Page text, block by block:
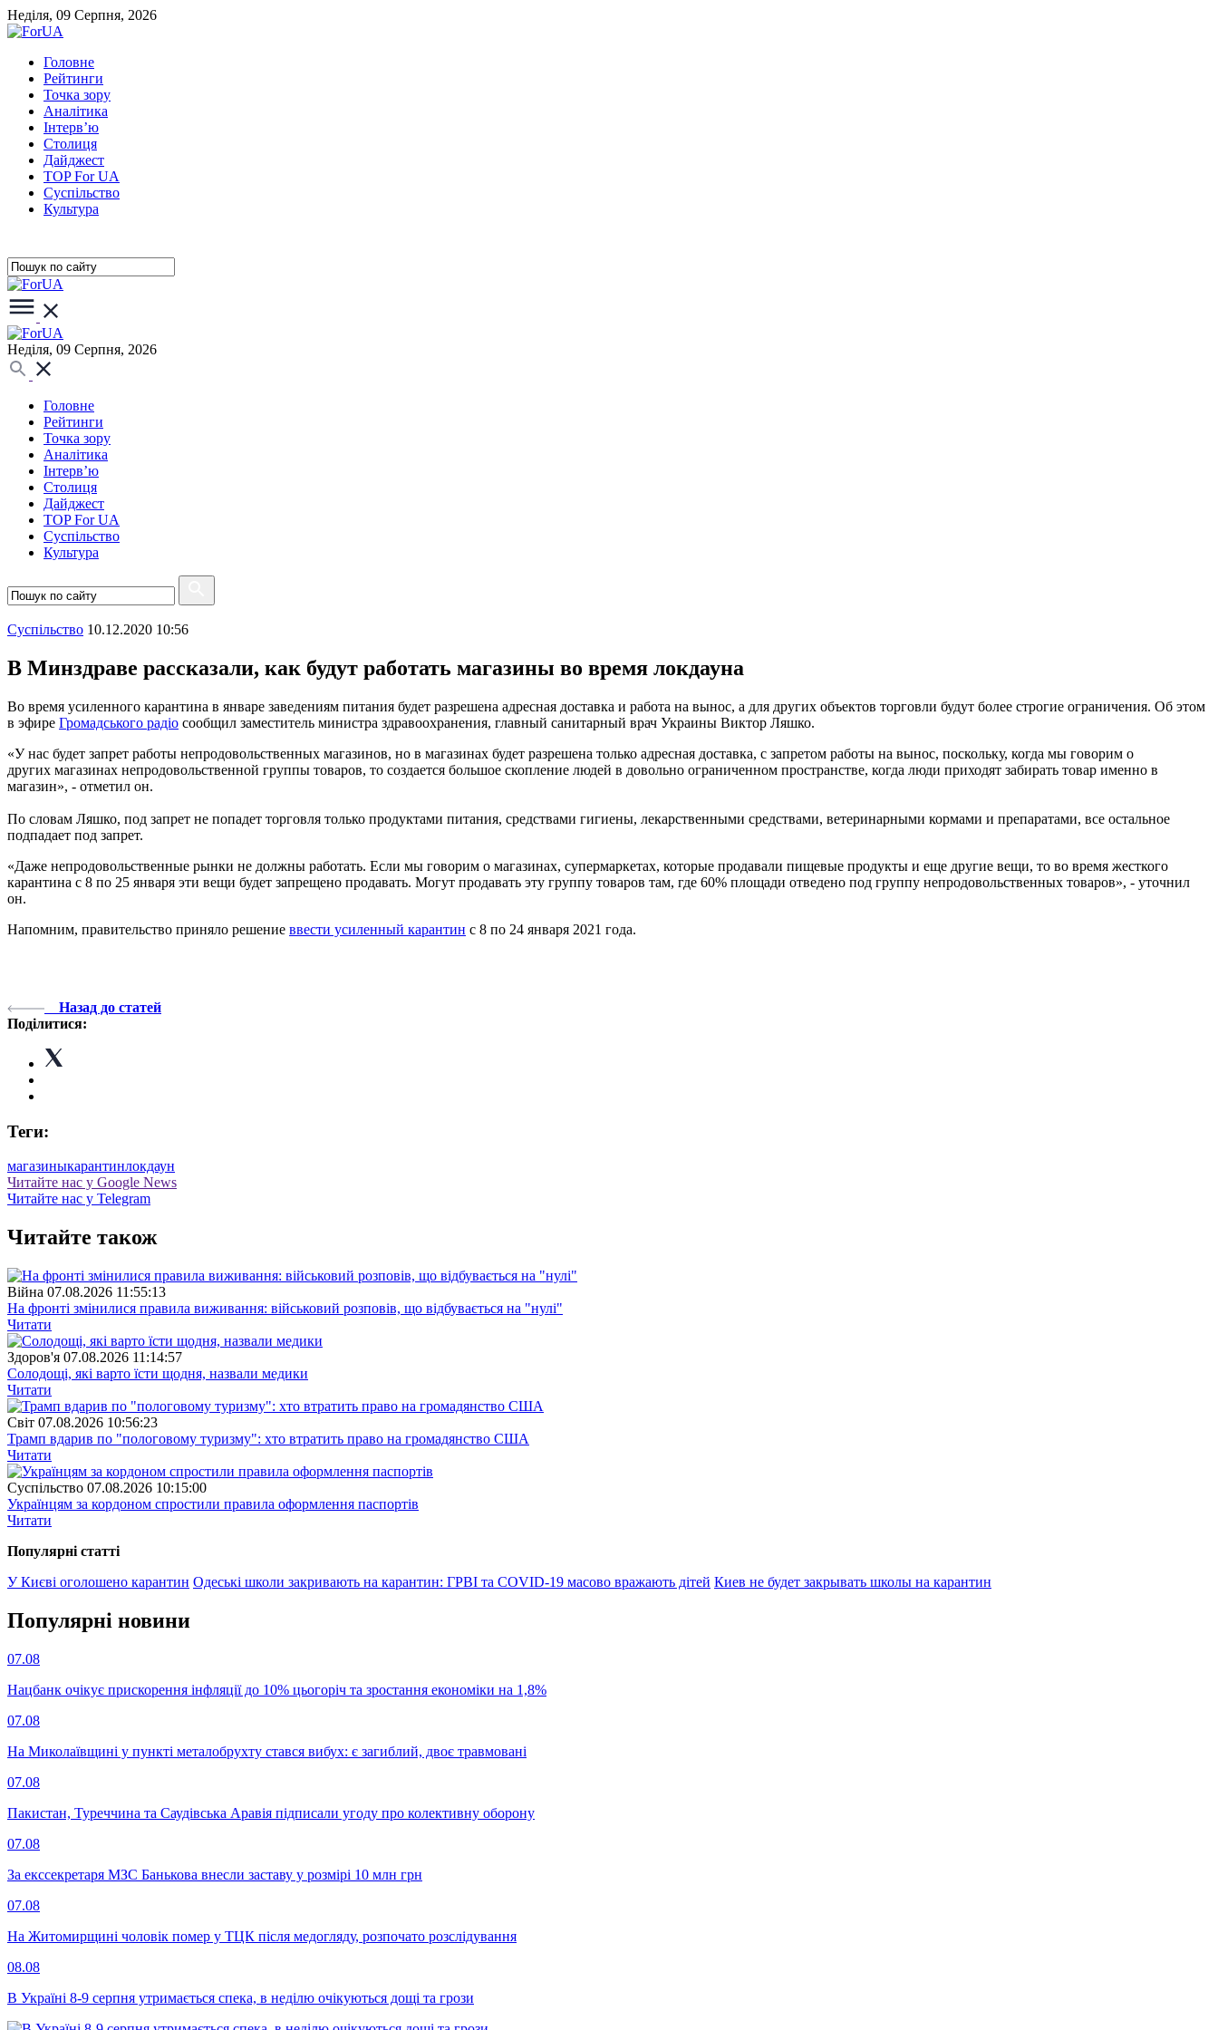
Неділя, 09 Серпня, 2026
Головне
Рейтинги
Точка зору
Аналітика
Інтерв’ю
Столиця
Дайджест
TOP For UA
Суспiльство
Культура
Неділя, 09 Серпня, 2026
Головне
Рейтинги
Точка зору
Аналітика
Інтерв’ю
Столиця
Дайджест
TOP For UA
Суспiльство
Культура
Суспiльство 10.12.2020 10:56
В Минздраве рассказали, как будут работать магазины во время локдауна
Во время усиленного карантина в январе заведениям питания будет разрешена адресная доставка и работа на вынос, а для других объектов торговли будут более строгие ограничения. Об этом
в эфире Громадського радіо сообщил заместитель министра здравоохранения, главный санитарный врач Украины Виктор Ляшко.
«У нас будет запрет работы непродовольственных магазинов, но в магазинах будет разрешена только адресная доставка, с запретом работы на вынос, поскольку, когда мы говорим о
других магазинах непродовольственной группы товаров, то создается большое скопление людей в довольно ограниченном пространстве, когда люди приходят забирать товар именно в
магазин», - отметил он.
По словам Ляшко, под запрет не попадет торговля только продуктами питания, средствами гигиены, лекарственными средствами, ветеринарными кормами и препаратами, все остальное
подпадает под запрет.
«Даже непродовольственные рынки не должны работать. Если мы говорим о магазинах, супермаркетах, которые продавали пищевые продукты и еще другие вещи, то во время жесткого
карантина с 8 по 25 января эти вещи будет запрещено продавать. Могут продавать эту группу товаров там, где 60% площади отведено под группу непродовольственных товаров», - уточнил
он.
Напомним, правительство приняло решение ввести усиленный карантин с 8 по 24 января 2021 года.
Назад до статей
Поділитися:
Теги:
магазиныкарантинлокдаун
Читайте нас у Google News
Читайте нас у Telegram
Читайте також
Війна 07.08.2026 11:55:13
На фронті змінилися правила виживання: військовий розповів, що відбувається на "нулі"
Читати
Здоров'я 07.08.2026 11:14:57
Солодощі, які варто їсти щодня, назвали медики
Читати
Свiт 07.08.2026 10:56:23
Трамп вдарив по "пологовому туризму": хто втратить право на громадянство США
Читати
Суспiльство 07.08.2026 10:15:00
Українцям за кордоном спростили правила оформлення паспортів
Читати
Популярнi статтi
У Києві оголошено карантин Одеські школи закривають на карантин: ГРВІ та COVID-19 масово вражають дітей Киев не будет закрывать школы на карантин
Популярнi новини
07.08
Нацбанк очікує прискорення інфляції до 10% цьогоріч та зростання економіки на 1,8%
07.08
На Миколаївщині у пункті металобрухту стався вибух: є загиблий, двоє травмовані
07.08
Пакистан, Туреччина та Саудівська Аравія підписали угоду про колективну оборону
07.08
За екссекретаря МЗС Банькова внесли заставу у розмірі 10 млн грн
07.08
На Житомирщині чоловік помер у ТЦК після медогляду, розпочато розслідування
08.08
В Україні 8-9 серпня утримається спека, в неділю очікуються дощі та грози